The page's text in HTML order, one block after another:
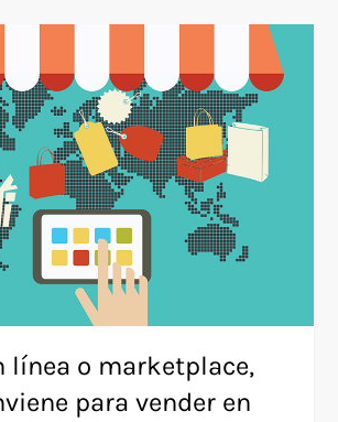
línea o marketplace,
para vender en